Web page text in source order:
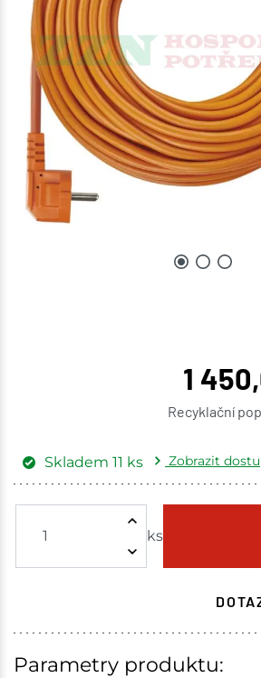
1
Recyklační
ks
Skladem 11 ks
Zobrazit
Skladem - ihned k odeslání
Choceň
Parametry produktu: